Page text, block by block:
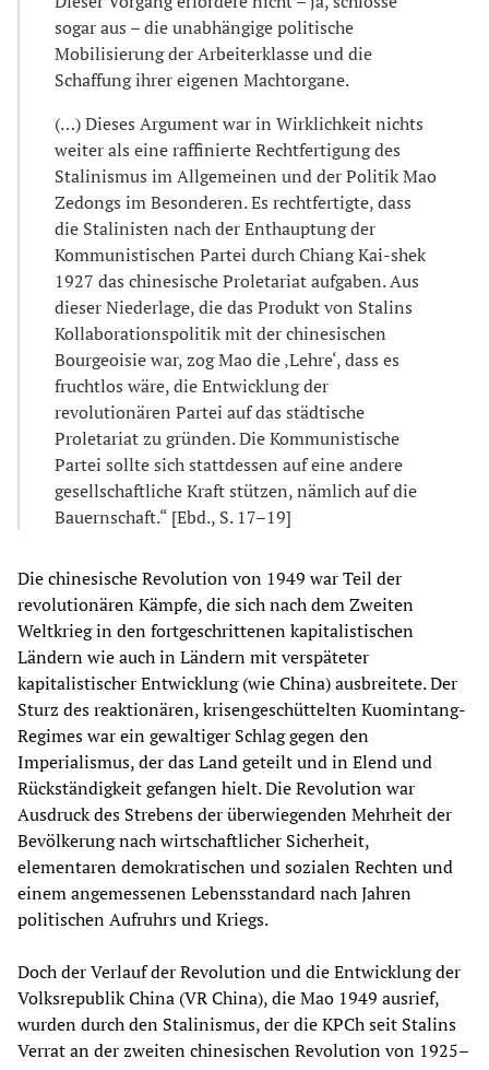
sogar aus – die unabhängige politische
Mobilisierung der Arbeiterklasse und die
Schaffung ihrer eigenen Machtorgane.
(…) Dieses Argument war in Wirklichkeit nichts
weiter als eine raffinierte Rechtfertigung des
Stalinismus im Allgemeinen und der Politik Mao
Zedongs im Besonderen. Es rechtfertigte, dass
die Stalinisten nach der Enthauptung der
Kommunistischen Partei durch Chiang Kai-shek
1927 das chinesische Proletariat aufgaben. Aus
dieser Niederlage, die das Produkt von Stalins
Kollaborationspolitik mit der chinesischen
Bourgeoisie war, zog Mao die ‚Lehre‘, dass es
fruchtlos wäre, die Entwicklung der
revolutionären Partei auf das städtische
Proletariat zu gründen. Die Kommunistische
Partei sollte sich stattdessen auf eine andere
gesellschaftliche Kraft stützen, nämlich auf die
Bauernschaft.“ [Ebd., S. 17–19]
Die chinesische Revolution von 1949 war Teil der
revolutionären Kämpfe, die sich nach dem Zweiten
Weltkrieg in den fortgeschrittenen kapitalistischen
Ländern wie auch in Ländern mit verspäteter
kapitalistischer Entwicklung (wie China) ausbreitete. Der
Sturz des reaktionären, krisengeschüttelten Kuomintang-
Regimes war ein gewaltiger Schlag gegen den
Imperialismus, der das Land geteilt und in Elend und
Rückständigkeit gefangen hielt. Die Revolution war
Ausdruck des Strebens der überwiegenden Mehrheit der
Bevölkerung nach wirtschaftlicher Sicherheit,
elementaren demokratischen und sozialen Rechten und
einem angemessenen Lebensstandard nach Jahren
politischen Aufruhrs und Kriegs.
Doch der Verlauf der Revolution und die Entwicklung der
Volksrepublik China (VR China), die Mao 1949 ausrief,
wurden durch den Stalinismus, der die KPCh seit Stalins
Verrat an der zweiten chinesischen Revolution von 1925–